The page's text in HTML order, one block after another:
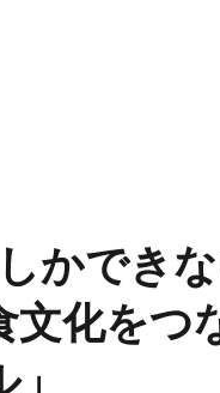
かでき
文化を​つ